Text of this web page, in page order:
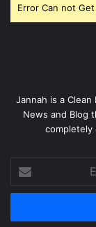
Error Can not
Jannah is a
News and Blog
completely
your
Email